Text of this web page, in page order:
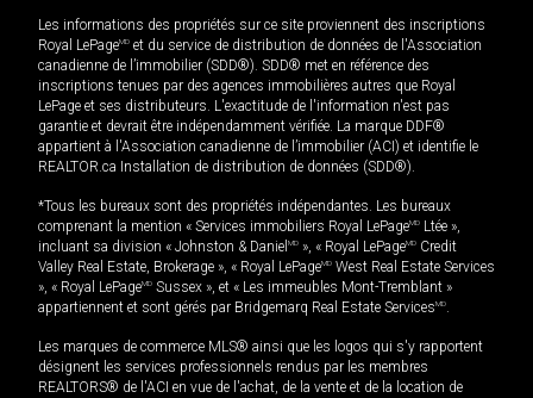
Les informations des propriétés sur ce site proviennent des inscriptions
Royal LePageMD et du service de distribution de données de l'Association
canadienne de l’immobilier (SDD®). SDD® met en référence des
inscriptions tenues par des agences immobilières autres que Royal
LePage et ses distributeurs. L'exactitude de l'information n'est pas
garantie et devrait être indépendamment vérifiée. La marque DDF®
appartient à l'Association canadienne de l’immobilier (ACI) et identifie le
REALTOR.ca Installation de distribution de données (SDD®).
*Tous les bureaux sont des propriétés indépendantes. Les bureaux
comprenant la mention « Services immobiliers Royal LePageMD Ltée »,
incluant sa division « Johnston & Daniel MD », « Royal LePageMD Credit
Valley Real Estate, Brokerage », « Royal LePageMD West Real Estate Services
», « Royal LePageMD Sussex », et « Les immeubles Mont-Tremblant »
appartiennent et sont gérés par Bridgemarq Real Estate ServicesMD.
Les marques de commerce MLS® ainsi que les logos qui s'y rapportent
désignent les services professionnels rendus par les membres
REALTORS® de l'ACI en vue de l'achat, de la vente et de la location de